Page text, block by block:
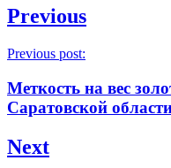
Previous
Previous post:
Меткость на вес
Саратовской
Next